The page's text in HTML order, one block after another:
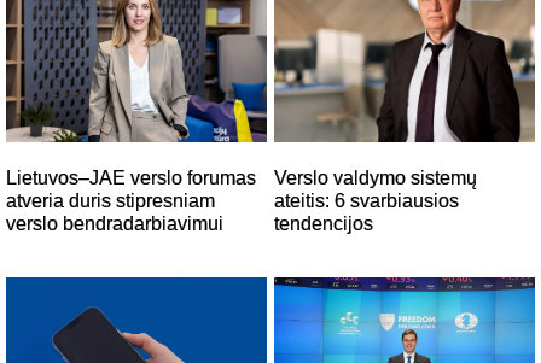
Lietuvos–JAE verslo forumas
atveria duris stipresniam
verslo bendradarbiavimui
Verslo valdymo sistemų
ateitis: 6 svarbiausios
tendencijos